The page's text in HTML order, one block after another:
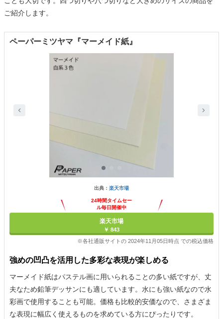
ご紹介します。
ペーパーミツヤマ『マーメイド紙』
出典： 楽天市場
24時間タイムセー
ル毎日開催中
楽天市場
￥ 843
※各社通販サイトの 2024年11月05日時点 での税込価格
強めの凹凸を活用した多彩な表現が楽しめる
マーメイド紙はパステル画に用いられることの多い紙ですが、丈
夫なため鉛筆デッサンにも適しています。水にも強い紙なので水
彩画で使用することも可能。価格も比較的安価なので、さまざま
な表現に幅広く使えるものを求めている方にぴったりです。